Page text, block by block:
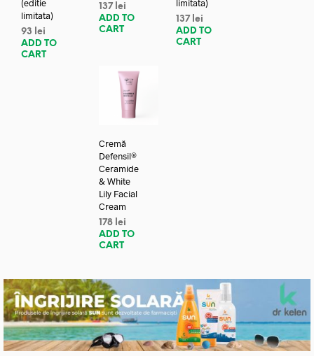
(editie
limitata)
93
lei
ADD TO
CART
137 lei
ADD TO
CART
limitata)
137 lei
ADD TO
CART
Cremă
Defensil®
Ceramide
& White
Lily Facial
Cream
178 lei
ADD TO
CART